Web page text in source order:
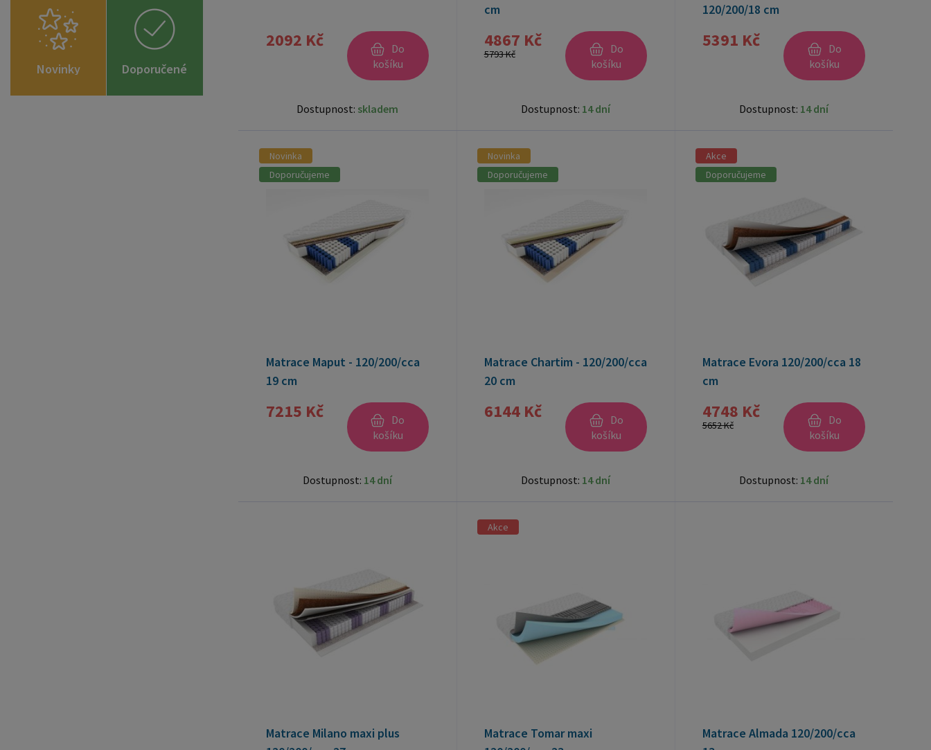
Novinky
Doporučené
zboží
2092 Kč
Do
košíku
Dostupnost: skladem
cm
4867 Kč
5793 Kč
Do
košíku
Dostupnost: 14 dní
120/200/18 cm
5391 Kč
Do
košíku
Dostupnost: 14 dní
Novinka
Doporučujeme
Matrace Maput - 120/200/cca
19 cm
7215 Kč
Do
košíku
Dostupnost: 14 dní
Novinka
Doporučujeme
Matrace Chartim - 120/200/cca
20 cm
6144 Kč
Do
košíku
Dostupnost: 14 dní
Akce
Doporučujeme
Matrace Evora 120/200/cca 18
cm
4748 Kč
5652 Kč
Do
košíku
Dostupnost: 14 dní
Matrace Milano maxi plus
Akce
Matrace Tomar maxi
Matrace Almada 120/200/cca